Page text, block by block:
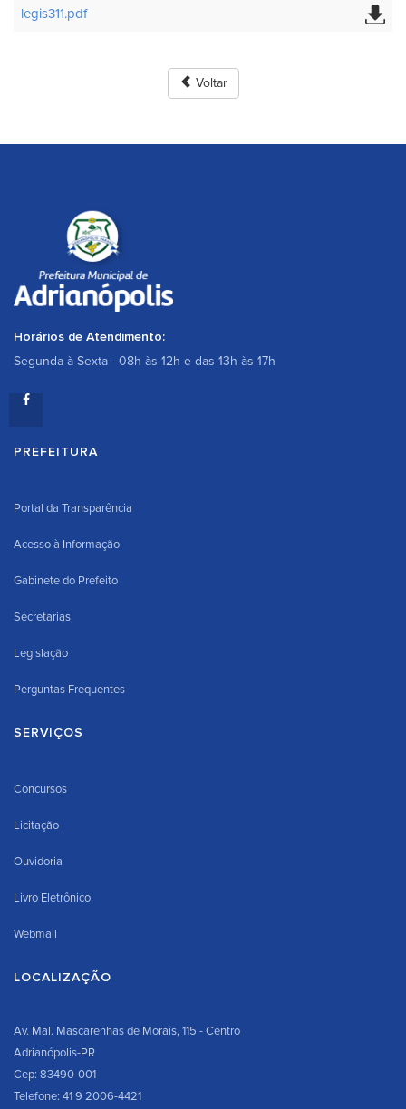
legis311.pdf
Voltar
Horários de Atendimento:
Segunda à Sexta - 08h às 12h e das 13h às 17h
PREFEITURA
Portal da Transparência
Acesso à Informação
Gabinete do Prefeito
Secretarias
Legislação
Perguntas Frequentes
SERVIÇOS
Concursos
Licitação
Ouvidoria
Livro Eletrônico
Webmail
LOCALIZAÇÃO
Av. Mal. Mascarenhas de Morais, 115 - Centro
Adrianópolis-PR
Cep: 83490-001
Telefone: 41 9 2006-4421